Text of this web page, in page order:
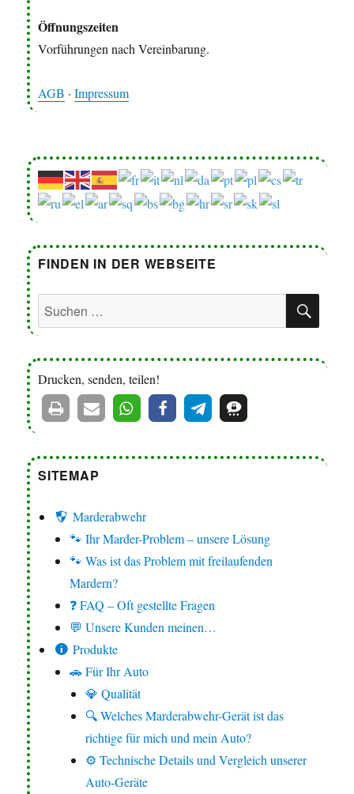
Öffnungszeiten
Vorführungen nach Vereinbarung.
AGB ·Impressum
FINDEN IN DER WEBSEITE
Suchen
nach:
Drucken, senden, teilen!
SITEMAP
Marderabwehr
🐾 Ihr Marder-Problem – unsere Lösung
🐾 Was ist das Problem mit freilaufenden
Mardern?
❓ FAQ – Oft gestellte Fragen
💬 Unsere Kunden meinen…
Produkte
🚗 Für Ihr Auto
💎 Qualität
🔍 Welches Marderabwehr-Gerät ist das
richtige für mich und mein Auto?
⚙️ Technische Details und Vergleich unserer
Auto-Geräte